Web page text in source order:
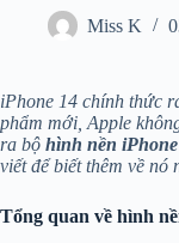
Miss K
iPhone 14 chính thức
phẩm mới, Apple
ra bộ hình nền
viết để biết thêm về nó
Tổng quan về hình